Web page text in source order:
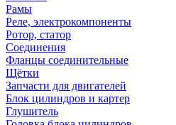
Рамы
Реле, электрокомпоненты
Ротор, статор
Соединения
Фланцы соединительные
Щётки
Запчасти для двигателей
Блок цилиндров и картер
Глушитель